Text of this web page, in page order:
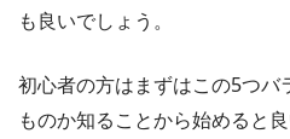
も良いでしょう。
初心者の方はまずはこの5つバ
ものか知ることから始めると良